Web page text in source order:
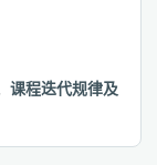
课程迭代规律及